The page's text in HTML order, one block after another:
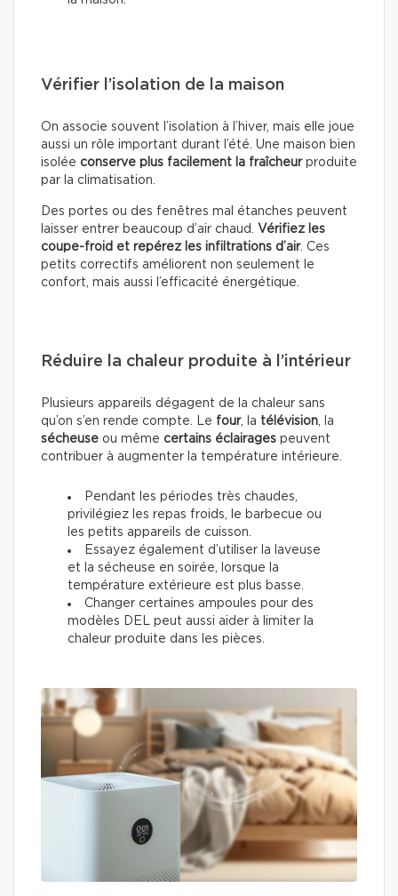
Vérifier l’isolation de la maison
On associe souvent l’isolation à l’hiver, mais elle joue
aussi un rôle important durant l’été. Une maison bien
isolée conserve plus facilement la fraîcheurproduite
par la climatisation.
Des portes ou des fenêtres mal étanches peuvent
laisser entrer beaucoup d’air chaud. Vérifiez les
coupe-froid et repérez les infiltrations d’air. Ces
petits correctifs améliorent non seulement le
confort, mais aussi l’efficacité énergétique.
Réduire la chaleur produite à l’intérieur
Plusieurs appareils dégagent de la chaleur sans
qu’on s’en rende compte. Le four, la télévision, la
sécheuse ou même certains éclairages peuvent
contribuer à augmenter la température intérieure.
Pendant les périodes très chaudes,
privilégiez les repas froids, le barbecue ou
les petits appareils de cuisson.
Essayez également d’utiliser la laveuse
et la sécheuse en soirée, lorsque la
température extérieure est plus basse.
Changer certaines ampoules pour des
modèles DEL peut aussi aider à limiter la
chaleur produite dans les pièces.